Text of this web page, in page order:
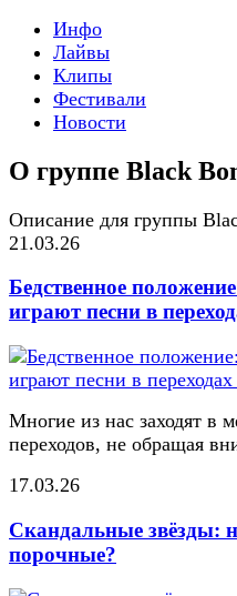
Инфо
Лайвы
Клипы
Фестивали
Новости
О группе Black
Описание для группы
21.03.26
Бедственное
играют песни в
Многие из нас заходят в
переходов, не обращая
17.03.26
Скандальные звёзды:
порочные?